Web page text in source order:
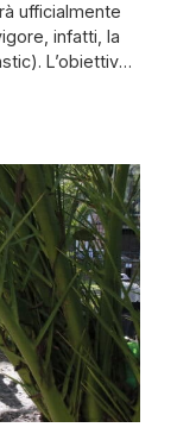
ufficialmente
infatti, la
L’obiettivo
e propria